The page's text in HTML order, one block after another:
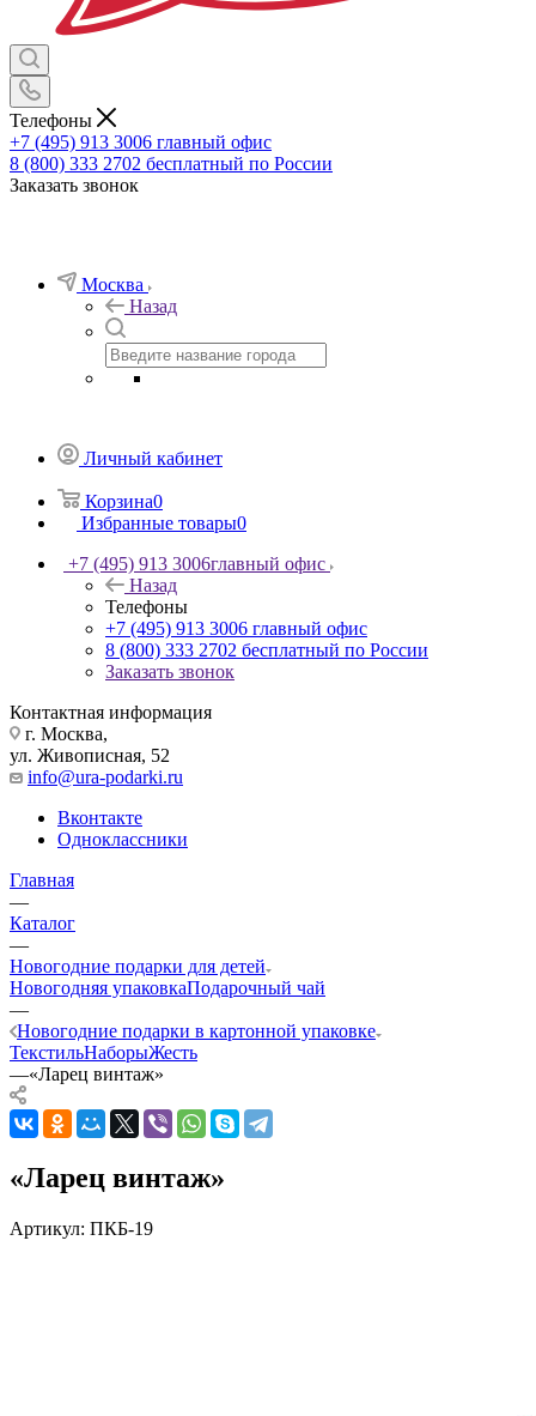
Телефоны
+7 (495) 913 3006 главный офис
8 (800) 333 2702 бесплатный по России
Заказать звонок
Москва
Назад
Личный кабинет
Корзина0
Избранные товары0
+7 (495) 913 3006главный офис
Назад
Телефоны
+7 (495) 913 3006 главный офис
8 (800) 333 2702 бесплатный по России
Заказать звонок
Контактная информация
г. Москва,
ул. Живописная, 52
info@ura-podarki.ru
Вконтакте
Одноклассники
Главная
—
Каталог
—
Новогодние подарки для детей
Новогодняя упаковкаПодарочный чай
—
Новогодние подарки в картонной упаковке
ТекстильНаборыЖесть
—«Ларец винтаж»
«Ларец винтаж»
Артикул: ПКБ-19